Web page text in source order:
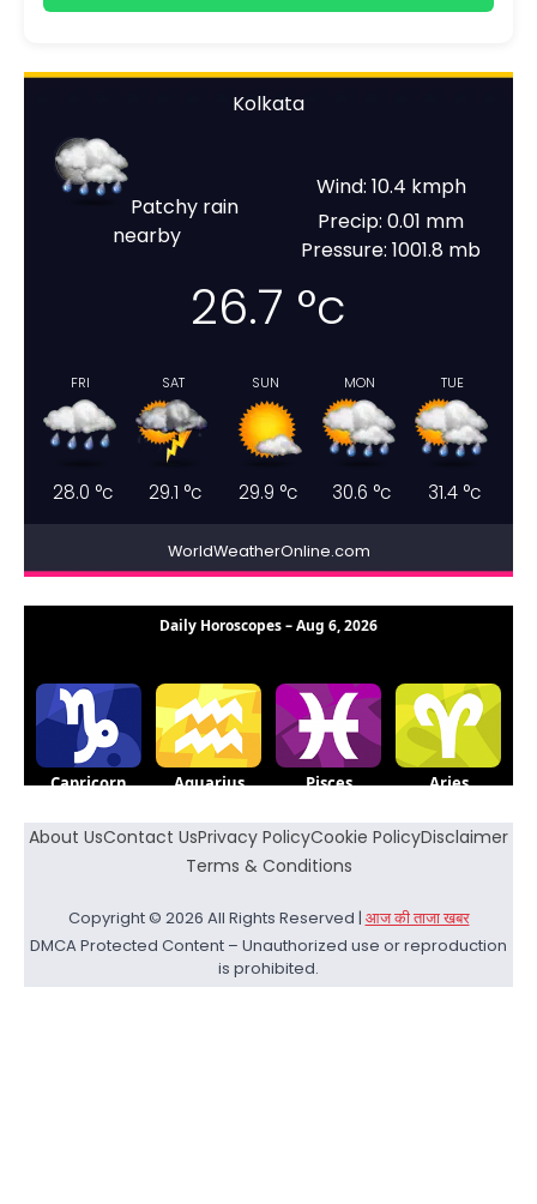
Kolkata
Patchy rain
nearby
Wind: 10.4 kmph
Precip: 0.01 mm
Pressure: 1001.8 mb
26.7 °c
FRI
28.0 °c
SAT
29.1 °c
SUN
29.9 °c
MON
30.6 °c
TUE
31.4 °c
WorldWeatherOnline.com
About UsContact UsPrivacy PolicyCookie PolicyDisclaimer
Terms & Conditions
Copyright © 2026 All Rights Reserved | आज की ताजा खबर
DMCA Protected Content – Unauthorized use or reproduction
is prohibited.